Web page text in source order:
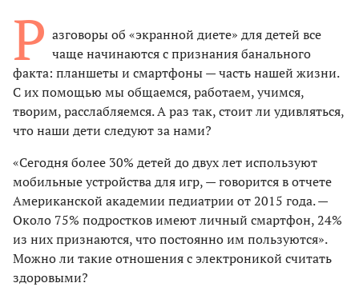
Р азговоры об «экранной диете» для детей все
чаще начинаются с признания банального
факта: планшеты и смартфоны — часть нашей жизни.
С их помощью мы общаемся, работаем, учимся,
творим, расслабляемся. А раз так, стоит ли удивляться,
что наши дети следуют за нами?
«Сегодня более 30% детей до двух лет используют
мобильные устройства для игр, — говорится в отчете
Американской академии педиатрии от 2015 года. —
Около 75% подростков имеют личный смартфон, 24%
из них признаются, что постоянно им пользуются».
Можно ли такие отношения с электроникой считать
здоровыми?